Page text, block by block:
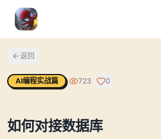
返回
AI编程实战篇 723 0
如何对接数据库